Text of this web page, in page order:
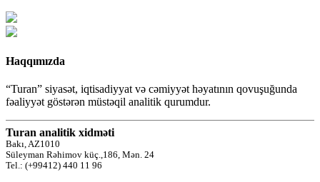
Haqqımızda
“Turan” siyasət, iqtisadiyyat və cəmiyyət həyatının qovuşuğunda
fəaliyyət göstərən müstəqil analitik qurumdur.
Turan analitik xidməti
Bakı, AZ1010
Süleyman Rəhimov küç.,186, Mən. 24
Tel.: (+99412) 440 11 96